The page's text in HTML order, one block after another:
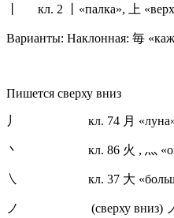
丨 кл. 2 丨«палка», 上
Варианты: Наклонная: 毎
Пишется сверху вниз
丿 кл. 74 月 «луна», кл.
丶 кл. 86 火 , 灬
㇏ кл. 37 大
ノ (сверху вниз) ノ из